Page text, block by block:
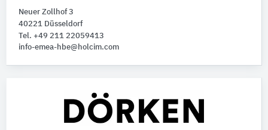
Neuer Zollhof 3
40221 Düsseldorf
Tel. +49 211 22059413
info-emea-hbe@holcim.com